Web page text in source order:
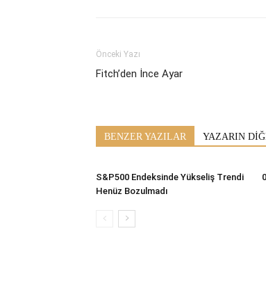
Önceki Yazı
Fitch’den İnce Ayar
BENZER YAZILAR YAZARIN
S&P500 Endeksinde Yükseliş Trendi
Henüz Bozulmadı